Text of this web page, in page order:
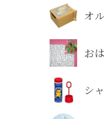
オ
お
シ